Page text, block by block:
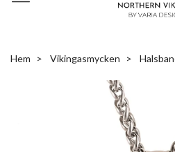
Hem Vikingasmycken